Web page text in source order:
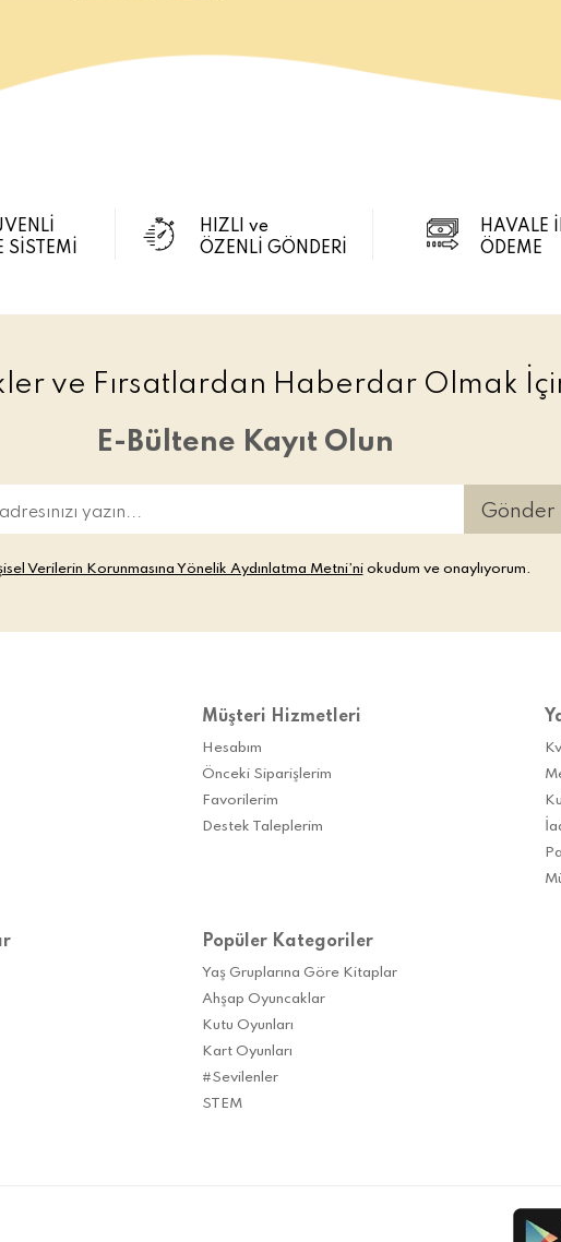
SİSTEMİ
HIZLI ve
ÖZENLİ GÖNDERİ
HAVALE
ÖDEME
ve Fırsatlardan Haberdar Olmak
E-Bültene Kayıt Olun
Gönder
Verilerin Korunmasına Yönelik Aydınlatma Metni’niokudum ve onaylıyorum.
Müşteri Hizmetleri
Hesabım
Önceki Siparişlerim
Favorilerim
Destek Taleplerim
Popüler Kategoriler
Yaş Gruplarına Göre Kitaplar
Ahşap Oyuncaklar
Kutu Oyunları
Kart Oyunları
#Sevilenler
STEM